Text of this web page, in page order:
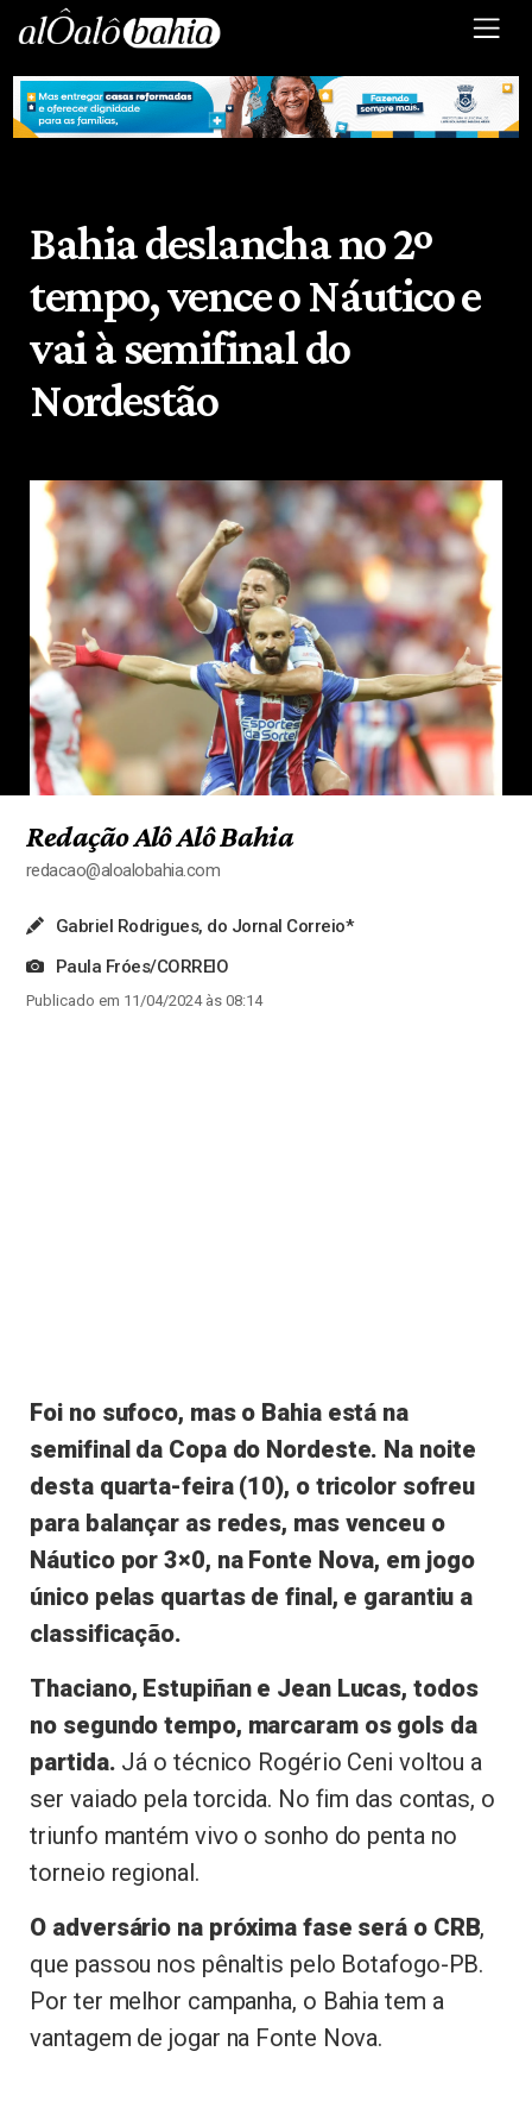
Bahia deslancha no 2º
tempo, vence o Náutico e
vai à semifinal do
Nordestão
Redação Alô Alô Bahia
redacao@aloalobahia.com
Gabriel Rodrigues, do Jornal Correio*
Paula Fróes/CORREIO
Publicado em 11/04/2024 às 08:14
Foi no sufoco, mas o Bahia está na
semifinal da Copa do Nordeste. Na noite
desta quarta-feira (10), o tricolor sofreu
para balançar as redes, mas venceu o
Náutico por 3×0, na Fonte Nova, em jogo
único pelas quartas de final, e garantiu a
classificação.
Thaciano, Estupiñan e Jean Lucas, todos
no segundo tempo, marcaram os gols da
partida. Já o técnico Rogério Ceni voltou a
ser vaiado pela torcida. No fim das contas, o
triunfo mantém vivo o sonho do penta no
torneio regional.
O adversário na próxima fase será o CRB,
que passou nos pênaltis pelo Botafogo-PB.
Por ter melhor campanha, o Bahia tem a
vantagem de jogar na Fonte Nova.